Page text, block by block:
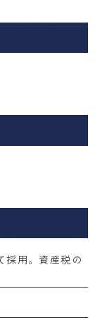
採用。資産税の